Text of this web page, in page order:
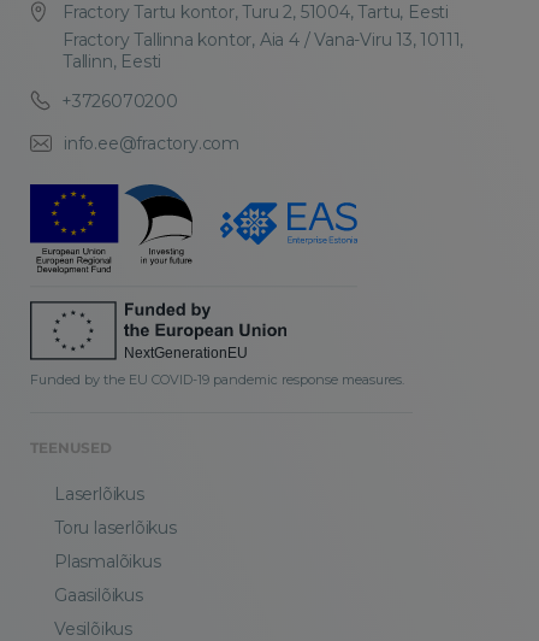
Fractory Tartu kontor, Turu 2, 51004, Tartu, Eesti
Fractory Tallinna kontor, Aia 4 / Vana-Viru 13, 10111,
Tallinn, Eesti
+3726070200
info.ee@fractory.com
Funded by the EU COVID-19 pandemic response measures.
TEENUSED
Laserlõikus
Toru laserlõikus
Plasmalõikus
Gaasilõikus
Vesilõikus